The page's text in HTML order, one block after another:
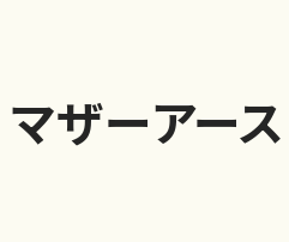
ザーアース